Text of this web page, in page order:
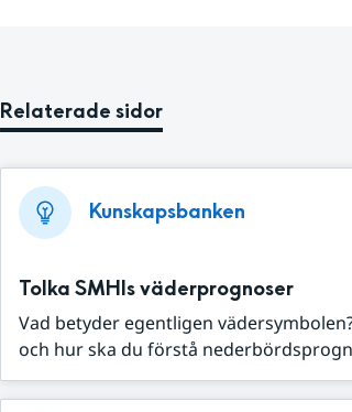
Relaterade sidor
Kunskapsbanken
Tolka SMHIs väderprognoser
Vad betyder egentligen
och hur ska du förstå